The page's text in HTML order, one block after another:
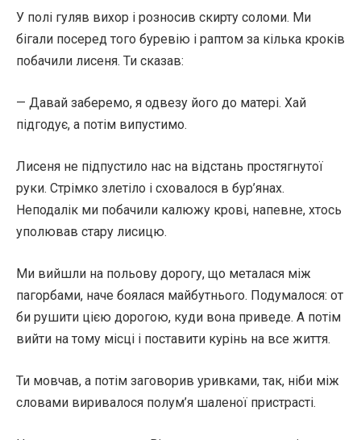
У полі гуляв вихор і розносив скирту соломи. Ми
бігали посеред того буревію і раптом за кілька кроків
побачили лисеня. Ти сказав:
— Давай заберемо, я одвезу його до матері. Хай
підгодує, а потім випустимо.
Лисеня не підпустило нас на відстань простягнутої
руки. Стрімко злетіло і сховалося в бур’янах.
Неподалік ми побачили калюжу крові, напевне, хтось
уполював стару лисицю.
Ми вийшли на польову дорогу, що металася між
пагорбами, наче боялася майбутнього. Подумалося: от
би рушити цією дорогою, куди вона приведе. А потім
вийти на тому місці і поставити курінь на все життя.
Ти мовчав, а потім заговорив уривками, так, ніби між
словами виривалося полум’я шаленої пристрасті.